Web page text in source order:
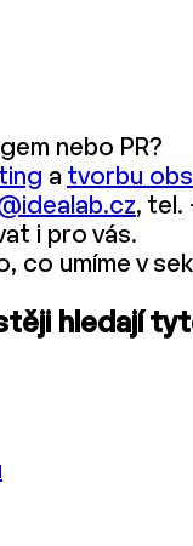
nebo PR?
a tvorbu
, tel.
i pro vás.
co umíme v
hledají